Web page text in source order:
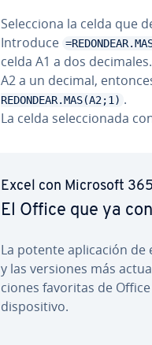
Se­le­c­cio­na la celda que
Introduce
celda A1 a dos
A2 a un decimal,
REDONDEAR.MAS(A2;1) .
La celda se­le­c­cio­na­da
Excel con Microsoft
El Office que ya
La potente apli­ca­ción de
y las versiones más
cio­nes favoritas de
di­s­po­si­ti­vo.